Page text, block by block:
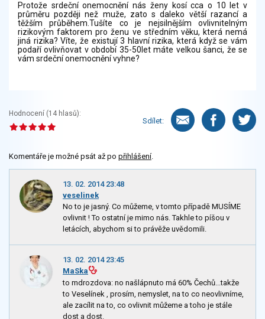
Protože srdeční onemocnění nás ženy kosí cca o 10 let v
průměru později než muže, zato s daleko větší razancí a
těžším průběhem.Tušíte co je nejsilnějším ovlivnitelným
rizikovým faktorem pro ženu ve středním věku, která nemá
jiná rizika? Víte, že existují 3 hlavní rizika, která když se vám
podaří ovlivňovat v období 35-50let máte velkou šanci, že se
vám srdeční onemocnění vyhne?
Hodnocení (14 hlasů):
Sdílet:
Komentáře je možné psát až po přihlášení.
13. 02. 2014 23:48
veselinek
No to je jasný. Co můžeme, v tomto případě MUSÍME
ovlivnit ! To ostatní je mimo nás. Takhle to píšou v
letácích, abychom si to právěže uvědomili.
13. 02. 2014 23:45
MaSka
to mdrozdova: no našlápnuto má 60% Čechů...takže
to Veselínek , prosím, nemyslet, na to co neovlivníme,
ale zacílit na to, co ovlivnit můžeme a toho je stále
dost a dost.